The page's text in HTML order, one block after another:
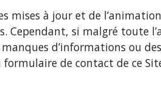
mises à jour et de
Cependant, si malgré toute
d’informations ou
de contact de ce